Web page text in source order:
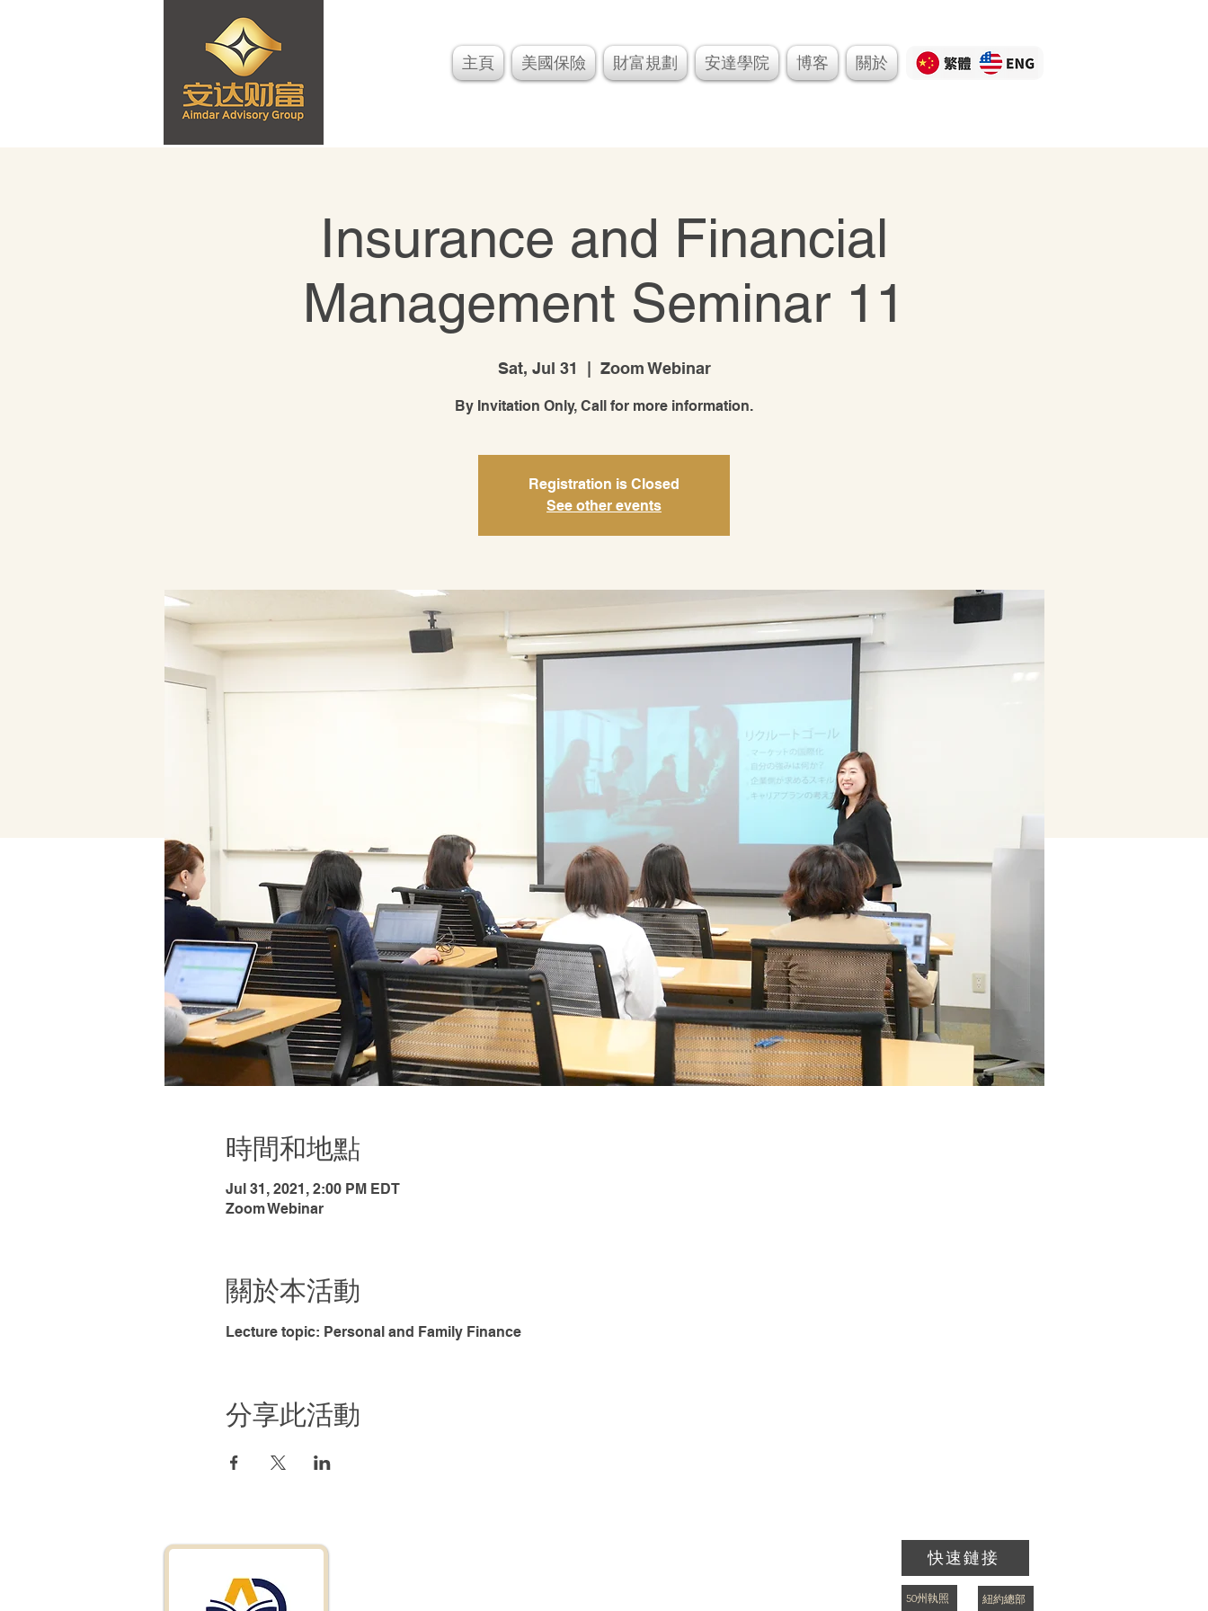
主頁 美國保險 財富規劃 安達學院 博客 關於 Button
Insurance and Financial
Management Seminar 11
Sat, Jul 31 Zoom Webinar
By Invitation Only, Call for more information.
Registration is Closed
See other events
時間和地點
Jul 31, 2021, 2:00 PM EDT
Zoom Webinar
關於本活動
Lecture topic: Personal and Family Finance
分享此活動
快速鏈接
50州執照 紐約總部